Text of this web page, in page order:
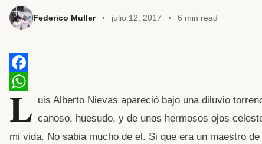
Federico Muller julio 12, 2017 6 min read
F
a
c
e
W
h
a
L uis Alberto Nievas apareció bajo una diluvio
canoso, huesudo, y de unos hermosos ojos
mi vida. No sabia mucho de el. Si que era un maestro